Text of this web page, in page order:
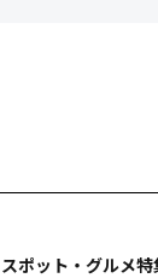
ポット・グルメ